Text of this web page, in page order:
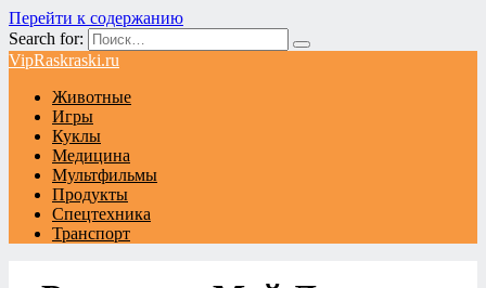
Перейти к содержанию
Search for:
VipRaskraski.ru
Животные
Игры
Куклы
Медицина
Мультфильмы
Продукты
Спецтехника
Транспорт